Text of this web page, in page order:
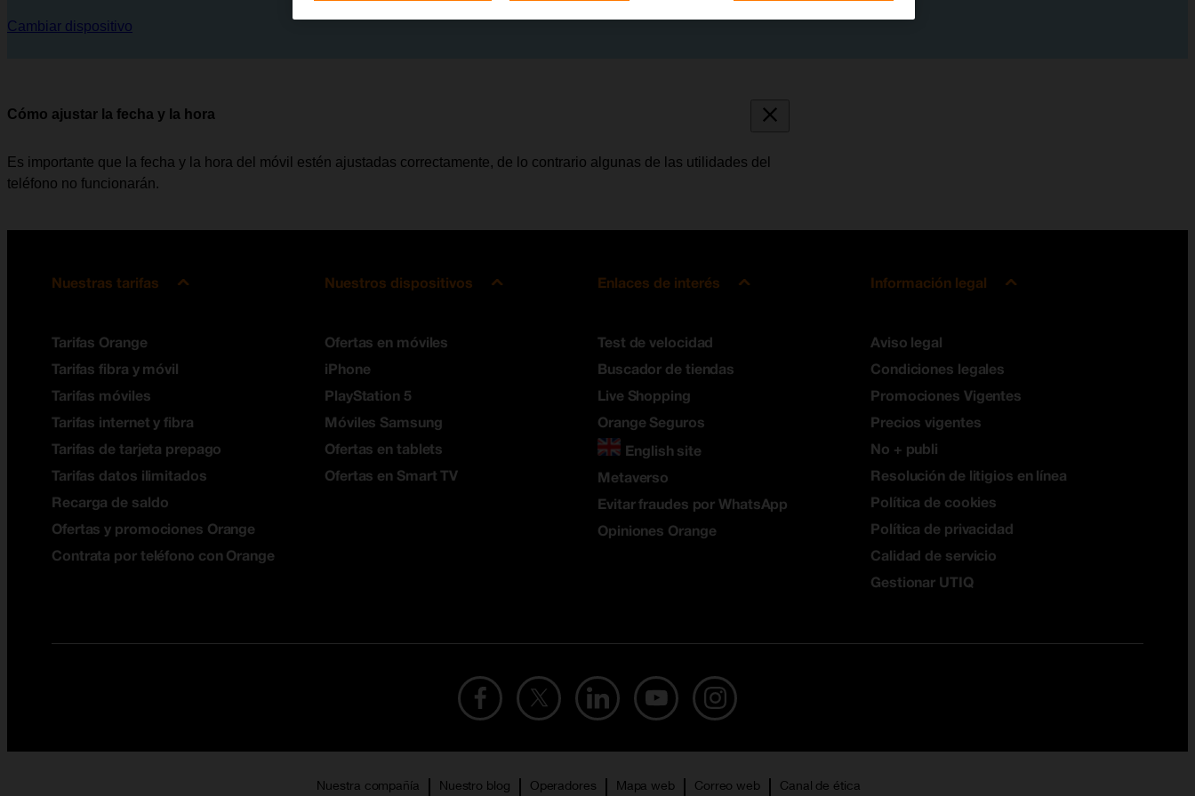
Cambiar dispositivo
Cómo ajustar la fecha y la hora
Es importante que la fecha y la hora del móvil estén ajustadas correctamente, de lo contrario algunas de las utilidades del
teléfono no funcionarán.
Nuestras tarifas
Tarifas Orange
Tarifas fibra y móvil
Tarifas móviles
Tarifas internet y fibra
Tarifas de tarjeta prepago
Tarifas datos ilimitados
Recarga de saldo
Ofertas y promociones Orange
Contrata por teléfono con Orange
Nuestros dispositivos
Ofertas en móviles
iPhone
PlayStation 5
Móviles Samsung
Ofertas en tablets
Ofertas en Smart TV
Enlaces de interés
Test de velocidad
Buscador de tiendas
Live Shopping
Orange Seguros
English site
Metaverso
Evitar fraudes por WhatsApp
Opiniones Orange
Información legal
Aviso legal
Condiciones legales
Promociones Vigentes
Precios vigentes
No + publi
Resolución de litigios en línea
Política de cookies
Política de privacidad
Calidad de servicio
Gestionar UTIQ
Nuestra compañía Nuestro blog Operadores Mapa web Correo web Canal de ética